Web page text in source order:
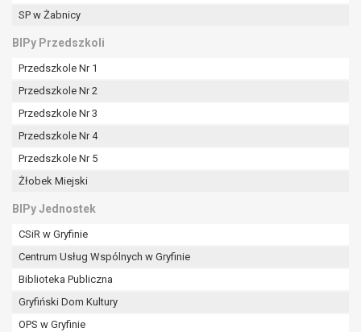
SP w Żabnicy
BIPy Przedszkoli
Przedszkole Nr 1
Przedszkole Nr 2
Przedszkole Nr 3
Przedszkole Nr 4
Przedszkole Nr 5
Żłobek Miejski
BIPy Jednostek
CSiR w Gryfinie
Centrum Usług Wspólnych w Gryfinie
Biblioteka Publiczna
Gryfiński Dom Kultury
OPS w Gryfinie